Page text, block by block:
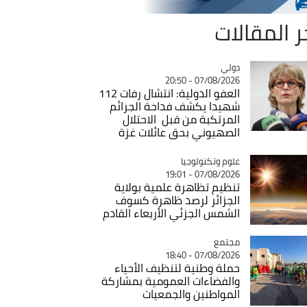
المقالات
Catégorie
دولي
07/08/2026 - 20:50
العفو الدولية: انتشال رفات 112
شهيدا يكشف فداحة الجرائم
المرتكبة من قبل الاحتلال
الصهيوني بحق عائلات غزة
Catégorie
علوم وتكنولوجيا
07/08/2026 - 19:01
تنظيم تظاهرة علمية بولاية
الجزائر لرصد ظاهرة كسوف
الشمس الجزئي الأربعاء القادم
Catégorie
مجتمع
07/08/2026 - 18:40
حملة وطنية لتنظيف الأحياء
والفضاءات العمومية بمشاركة
المواطنين والجمعيات